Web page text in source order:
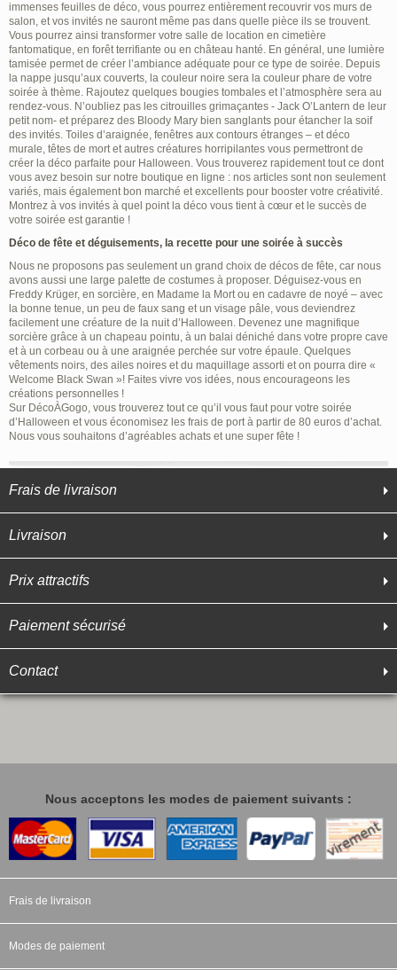
Frais de livraison
Livraison
Prix attractifs
Paiement sécurisé
Contact
immenses feuilles de déco, vous pourrez entièrement recouvrir vos murs de
salon, et vos invités ne sauront même pas dans quelle pièce ils se trouvent.
Vous pourrez ainsi transformer votre salle de location en cimetière
fantomatique, en forêt terrifiante ou en château hanté. En général, une lumière
tamisée permet de créer l’ambiance adéquate pour ce type de soirée. Depuis
la nappe jusqu’aux couverts, la couleur noire sera la couleur phare de votre
soirée à thème. Rajoutez quelques bougies tombales et l’atmosphère sera au
rendez-vous. N’oubliez pas les citrouilles grimaçantes - Jack O’Lantern de leur
petit nom- et préparez des Bloody Mary bien sanglants pour étancher la soif
des invités. Toiles d’araignée, fenêtres aux contours étranges – et déco
murale, têtes de mort et autres créatures horripilantes vous permettront de
créer la déco parfaite pour Halloween. Vous trouverez rapidement tout ce dont
vous avez besoin sur notre boutique en ligne : nos articles sont non seulement
variés, mais également bon marché et excellents pour booster votre créativité.
Montrez à vos invités à quel point la déco vous tient à cœur et le succès de
votre soirée est garantie !
Déco de fête et déguisements, la recette pour une soirée à succès
Nous ne proposons pas seulement un grand choix de décos de fête, car nous
avons aussi une large palette de costumes à proposer. Déguisez-vous en
Freddy Krüger, en sorcière, en Madame la Mort ou en cadavre de noyé – avec
la bonne tenue, un peu de faux sang et un visage pâle, vous deviendrez
facilement une créature de la nuit d’Halloween. Devenez une magnifique
sorcière grâce à un chapeau pointu, à un balai déniché dans votre propre cave
et à un corbeau ou à une araignée perchée sur votre épaule. Quelques
vêtements noirs, des ailes noires et du maquillage assorti et on pourra dire «
Welcome Black Swan »! Faites vivre vos idées, nous encourageons les
créations personnelles !
Sur DécoÀGogo, vous trouverez tout ce qu’il vous faut pour votre soirée
d’Halloween et vous économisez les frais de port à partir de 80 euros d’achat.
Nous vous souhaitons d’agréables achats et une super fête !
Nous acceptons les modes de paiement suivants :
Frais de livraison
Modes de paiement